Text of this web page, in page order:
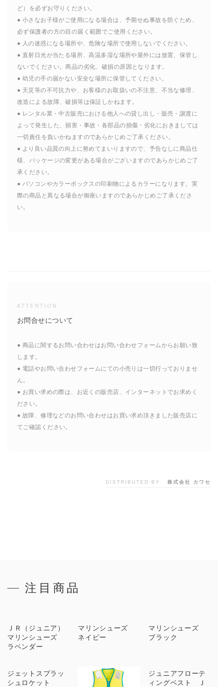
ど）を必ずお守りください。
● 小さなお子様がご使用になる場合は、予期せぬ事故を防ぐため、
必ず保護者の方の目の届く範囲でご使用ください。
● 人の迷惑になる場所や、危険な場所で使用しないでください。
● 直射日光が当たる場所、高温多湿な場所や屋外には放置、保管し
ないでください。商品の劣化、破損の原因となります。
● 幼児の手の届かない安全な場所に保管してください。
● 天災等の不可抗力や、お客様のお取扱いの不注意、不当な修理、
改造による故障、破損等は保証しかねます。
● レンタル業・中古販売における他人への貸し出し・販売・譲渡に
よって発生した、損害・事故・各部品の損傷・劣化におきましては
一切責任を負いかねますのであらかじめご了承ください。
● より良い品質の向上に努めてまいりますので、予告なしに商品仕
様、パッケージの変更がある場合がございますのであらかじめご了
承ください。
● パソコンやカラーボックスの印刷物によるカラーになります。実
際の商品と異なる場合が御座いますのであらかじめご了承くださ
い。
ATTENTION
お問合せについて
● 商品に関するお問い合わせはお問い合わせフォームからお願い致
します。
● 電話やお問い合わせフォームにての小売りは一切行っておりませ
ん。
● お買い求めの際は、お近くの販売店、インターネットでお求めく
ださい。
● 故障、修理などのお問い合わせはお買い求め頂きました販売店に
てご確認ください。
DISTRIBUTED BY 株式会社 カワセ
注目商品
ＪＲ（ジュニア）
マリンシューズ
ラベンダー
マリンシューズ
ネイビー
マリンシューズ
ブラック
ジェットスプラッ
シュロケット
ジュニアフローテ
ィングベスト Ｊ